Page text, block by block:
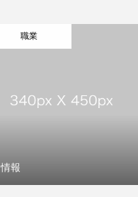
職業
情報